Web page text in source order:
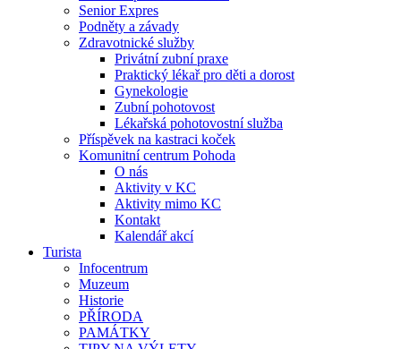
Senior Expres
Podněty a závady
Zdravotnické služby
Privátní zubní praxe
Praktický lékař pro děti a dorost
Gynekologie
Zubní pohotovost
Lékařská pohotovostní služba
Příspěvek na kastraci koček
Komunitní centrum Pohoda
O nás
Aktivity v KC
Aktivity mimo KC
Kontakt
Kalendář akcí
Turista
Infocentrum
Muzeum
Historie
PŘÍRODA
PAMÁTKY